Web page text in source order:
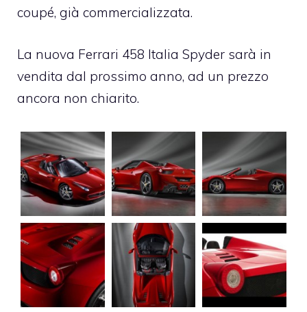
coupé, già commercializzata.
La nuova Ferrari 458 Italia Spyder sarà in
vendita dal prossimo anno, ad un prezzo
ancora non chiarito.